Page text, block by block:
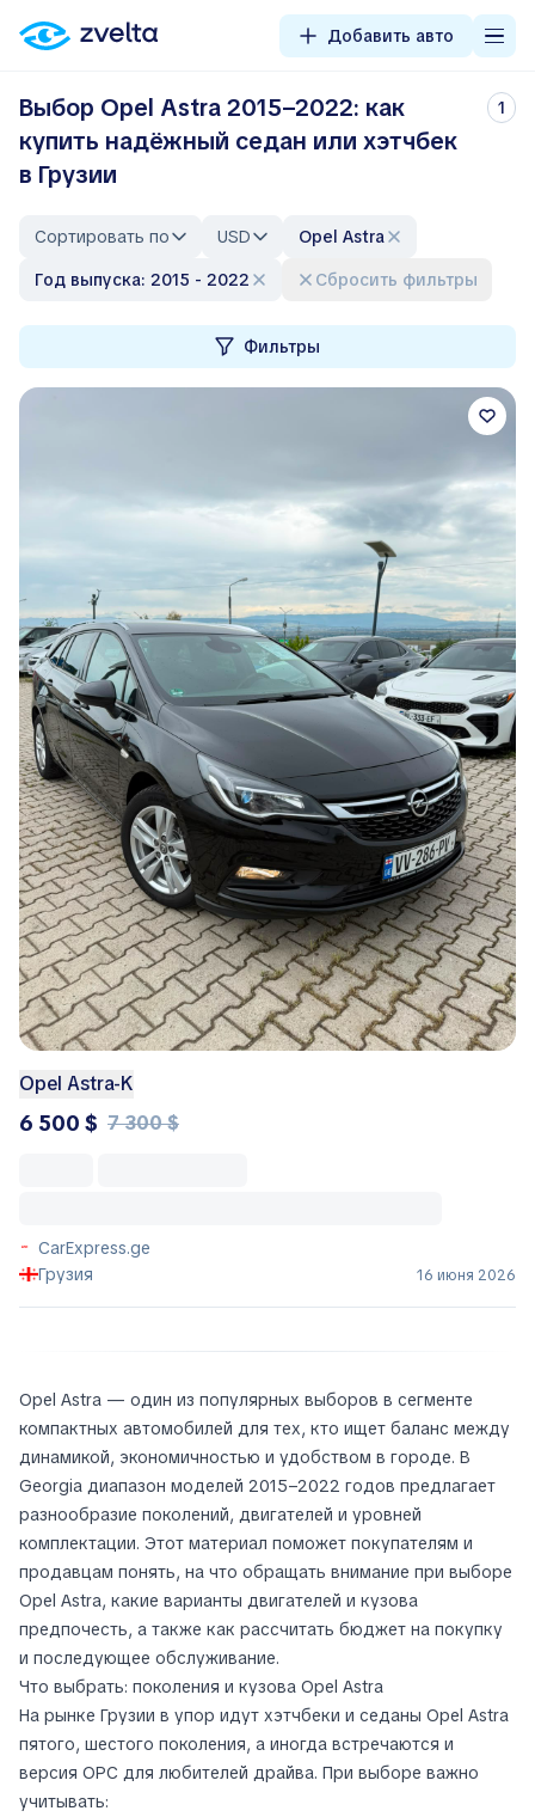
Добавить авто
Выбор Opel Astra 2015–2022: как
купить надёжный седан или хэтчбек
в Грузии
1
Сортировать по USD
Opel Astra
Год выпуска: 2015 - 2022
Сбросить фильтры
Фильтры
Opel Astra-K
6 500 $ 7 300 $
CarExpress.ge
Грузия
16 июня 2026
Opel Astra — один из популярных выборов в сегменте
компактных автомобилей для тех, кто ищет баланс между
динамикой, экономичностью и удобством в городе. В
Georgia диапазон моделей 2015–2022 годов предлагает
разнообразие поколений, двигателей и уровней
комплектации. Этот материал поможет покупателям и
продавцам понять, на что обращать внимание при выборе
Opel Astra, какие варианты двигателей и кузова
предпочесть, а также как рассчитать бюджет на покупку
и последующее обслуживание.
Что выбрать: поколения и кузова Opel Astra
На рынке Грузии в упор идут хэтчбеки и седаны Opel Astra
пятого, шестого поколения, а иногда встречаются и
версия OPC для любителей драйва. При выборе важно
учитывать: